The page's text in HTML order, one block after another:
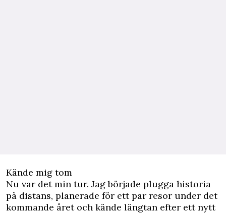
Kände mig tom
Nu var det min tur. Jag började plugga historia
på distans, planerade för ett par resor under det
kommande året och kände längtan efter ett nytt